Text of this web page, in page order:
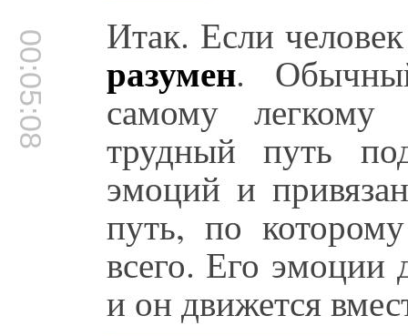
00:05:08 Итак. Если
разумен.
самому
трудный путь
эмоций и
путь, по
всего. Его эмоции
и он движется